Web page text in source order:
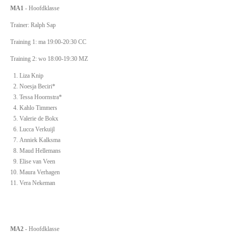
MA1 - Hoofdklasse
Trainer: Ralph Sap
Training 1: ma 19:00-20:30 CC
Training 2: wo 18:00-19:30 MZ
Liza Knip
Noesja Beciri*
Tessa Hoornstra*
Kahlo Timmers
Valerie de Bokx
Lucca Verkuijl
Anniek Kalksma
Maud Hellemans
Elise van Veen
Maura Verhagen
Vera Nekeman
MA2 - Hoofdklasse